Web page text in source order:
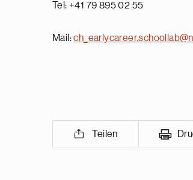
Tel: +41 79 895 02 55
Mail:
Teilen